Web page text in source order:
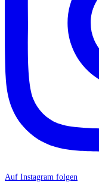
Auf Instagram folgen